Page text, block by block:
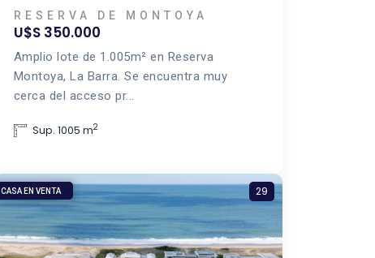
RESERVA DE MONTOYA
U$S 350.000
Amplio lote de 1.005m² en Reserva
Montoya, La Barra. Se encuentra muy
cerca del acceso pr...
Sup. 1005 m2
CASA EN VENTA 29